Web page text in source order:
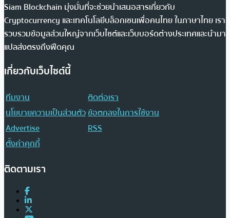
Siam Blockchain มุ่งมั่นที่จะช่วยนำเสนอสารเกี่ยวกับ
Cryptocurrency และเทคโนโลยีบล็อกเชนเพื่อคนไทย ในภาษาไทย เรา
รวบรวมข้อมูลส่วนใหญ่จากเว็บไซต์และเว็บบอร์ดต่างประเทศและนำมา
แปลส่งตรงถึงฟีดคุณ
เกี่ยวกับเว็บไซต์นี้
ทีมงาน
ติดต่อเรา
นโยบายความเป็นส่วนตัวข้อตกลงในการใช้งาน
Advertise
RSS
ตั้งค่าคุกกี้
ติดตามเรา